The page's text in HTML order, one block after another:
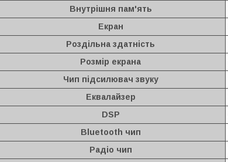
Внутрішня пам'ять
Екран
Роздільна здатність
Розмір екрана
Чип підсилювач звуку
Еквалайзер
DSP
Bluetooth чип
Радіо чип